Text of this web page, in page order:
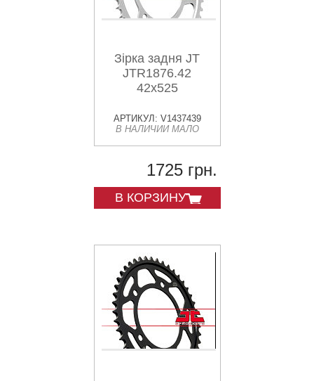
Зірка задня JT
JTR1876.42
42x525
АРТИКУЛ: V1437439
В НАЛИЧИИ МАЛО
1725 грн.
В КОРЗИНУ